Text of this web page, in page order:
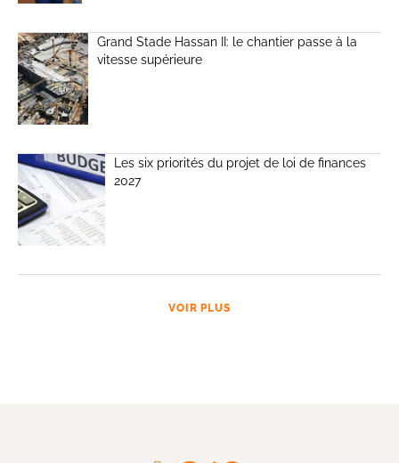
Grand Stade Hassan II: le chantier passe à la
vitesse supérieure
Les six priorités du projet de loi de finances
2027
VOIR PLUS